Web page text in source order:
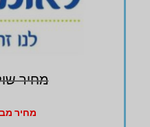
מחיר שוק:
מחיר מבצע: